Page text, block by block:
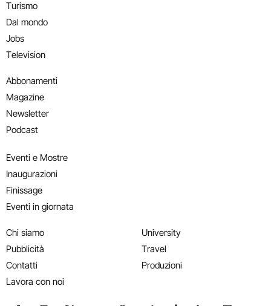
Turismo
Dal mondo
Jobs
Television
Abbonamenti
Magazine
Newsletter
Podcast
Eventi e Mostre
Inaugurazioni
Finissage
Eventi in giornata
Chi siamo
Pubblicità
Contatti
Lavora con noi
University
Travel
Produzioni